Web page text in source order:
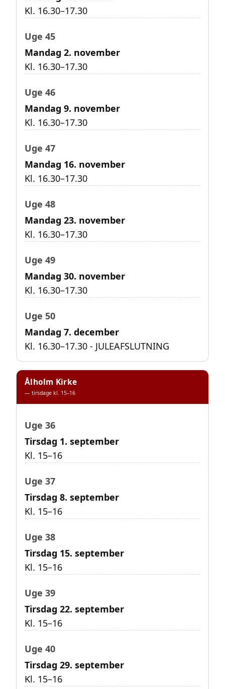
Kl. 16.30–17.30
Uge 45
Mandag 2. november
Kl. 16.30–17.30
Uge 46
Mandag 9. november
Kl. 16.30–17.30
Uge 47
Mandag 16. november
Kl. 16.30–17.30
Uge 48
Mandag 23. november
Kl. 16.30–17.30
Uge 49
Mandag 30. november
Kl. 16.30–17.30
Uge 50
Mandag 7. december
Kl. 16.30–17.30 - JULEAFSLUTNING
Ålholm Kirke
— tirsdage kl. 15–16
Uge 36
Tirsdag 1. september
Kl. 15–16
Uge 37
Tirsdag 8. september
Kl. 15–16
Uge 38
Tirsdag 15. september
Kl. 15–16
Uge 39
Tirsdag 22. september
Kl. 15–16
Uge 40
Tirsdag 29. september
Kl. 15–16